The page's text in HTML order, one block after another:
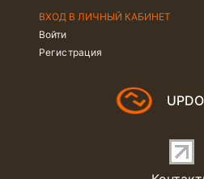
ВХОД В ЛИЧНЫЙ КАБИНЕТ
Войти
Регистрация